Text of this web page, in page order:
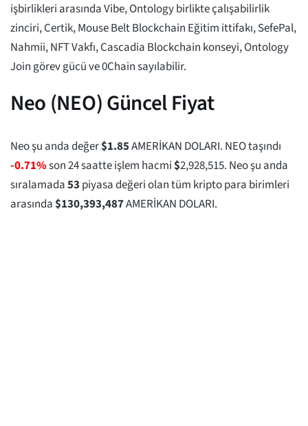
işbirlikleri arasında Vibe, Ontology birlikte çalışabilirlik
zinciri, Certik, Mouse Belt Blockchain Eğitim ittifakı, SefePal,
Nahmii, NFT Vakfı, Cascadia Blockchain konseyi, Ontology
Join görev gücü ve 0Chain sayılabilir.
Neo (NEO) Güncel Fiyat
Neo şu anda değer$1.85AMERİKAN DOLARI. NEO taşındı
-0.71%son 24 saatte işlem hacmi$2,928,515. Neo şu anda
sıralamada53 piyasa değeri olan tüm kripto para birimleri
arasında$130,393,487AMERİKAN DOLARI.